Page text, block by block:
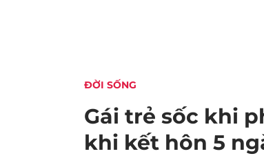
ĐỜI SỐNG
Gái trẻ sốc khi
khi kết hôn 5